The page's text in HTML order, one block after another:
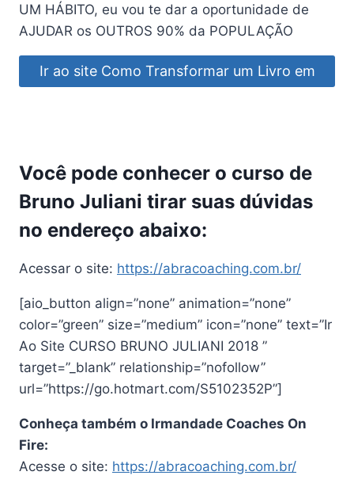
UM HÁBITO, eu vou te dar a oportunidade de
AJUDAR os OUTROS 90% da POPULAÇÃO
Ir ao site Como Transformar um Livro em
Você pode conhecer o curso de
Bruno Juliani tirar suas dúvidas
no endereço abaixo:
Acessar o site: https://abracoaching.com.br/
[aio_button align=”none” animation=”none”
color=”green” size=”medium” icon=”none” text=”Ir
Ao Site CURSO BRUNO JULIANI 2018 ”
target=”_blank” relationship=”nofollow”
url=”https://go.hotmart.com/S5102352P”]
Conheça também o Irmandade Coaches On
Fire:
Acesse o site: https://abracoaching.com.br/